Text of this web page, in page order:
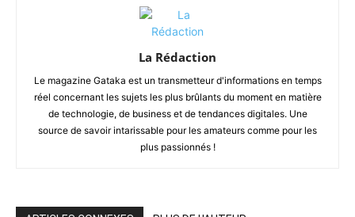
La Rédaction
Le magazine Gataka est un transmetteur d'informations en temps
réel concernant les sujets les plus brûlants du moment en matière
de technologie, de business et de tendances digitales. Une
source de savoir intarissable pour les amateurs comme pour les
plus passionnés !